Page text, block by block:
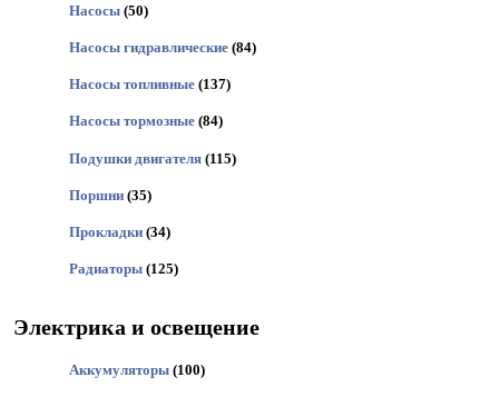
Насосы (50)
Насосы гидравлические (84)
Насосы топливные (137)
Насосы тормозные (84)
Подушки двигателя (115)
Поршни (35)
Прокладки (34)
Радиаторы (125)
Электрика и освещение
Аккумуляторы (100)